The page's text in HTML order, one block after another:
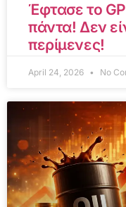
Έφτασε το
πάντα! Δεν
περίμενες!
April 24, 2026 No